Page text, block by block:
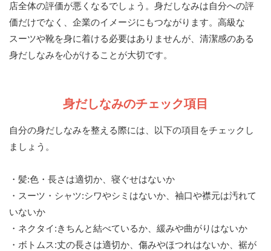
店全体の評価が悪くなるでしょう。身だしなみは自分への評
価だけでなく、企業のイメージにもつながります。高級な
スーツや靴を身に着ける必要はありませんが、清潔感のある
身だしなみを心がけることが大切です。
身だしなみのチェック項目
自分の身だしなみを整える際には、以下の項目をチェックし
ましょう。
・髪:色・長さは適切か、寝ぐせはないか
・スーツ・シャツ:シワやシミはないか、袖口や襟元は汚れて
いないか
・ネクタイ:きちんと結べているか、緩みや曲がりはないか
・ボトムス:丈の長さは適切か、傷みやほつれはないか、裾が